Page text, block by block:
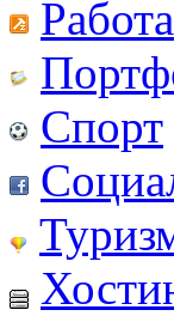
Работа
Спорт